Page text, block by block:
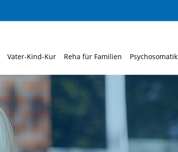
Vater-Kind-Kur Reha für Familien Psychosomatik